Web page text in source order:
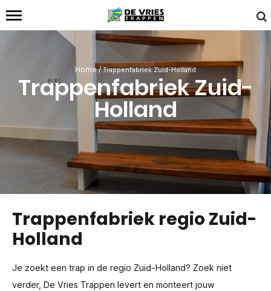
Home / Trappenfabriek Zuid-Holland
Trappenfabriek Zuid-
Holland
Trappenfabriek regio Zuid-
Holland
Je zoekt een trap in de regio Zuid-Holland? Zoek niet
verder, De Vries Trappen levert en monteert jouw